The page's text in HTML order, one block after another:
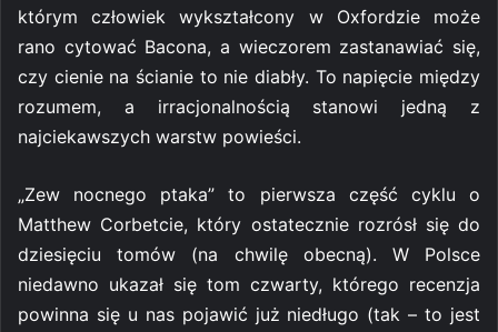
którym człowiek wykształcony w Oxfordzie może
rano cytować Bacona, a wieczorem zastanawiać się,
czy cienie na ścianie to nie diabły. To napięcie między
rozumem, a irracjonalnością stanowi jedną z
najciekawszych warstw powieści.
„Zew nocnego ptaka” to pierwsza część cyklu o
Matthew Corbetcie, który ostatecznie rozrósł się do
dziesięciu tomów (na chwilę obecną). W Polsce
niedawno ukazał się tom czwarty, którego recenzja
powinna się u nas pojawić już niedługo (tak – to jest